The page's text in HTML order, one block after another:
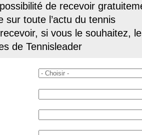
de recevoir
sur toute l’actu du tennis
si vous le souhaitez,
de Tennisleader